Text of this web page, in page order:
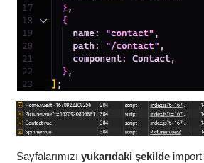
Sayfalarımızı yukarıdaki şekildeimport